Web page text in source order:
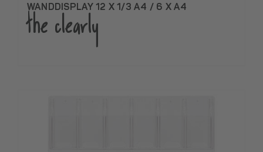
WANDDISPLAY 12 X 1/3 A4 / 6 X A4
the clearly